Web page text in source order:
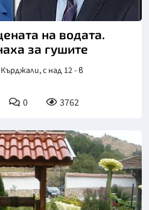
на водата.
за гушите
с над 12 - в
0 3762